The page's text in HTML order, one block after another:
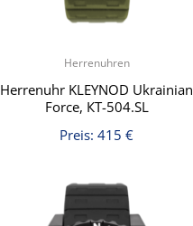
Herrenuhren
Herrenuhr KLEYNOD Ukrainian
Force, КT-504.SL
Preis:415€